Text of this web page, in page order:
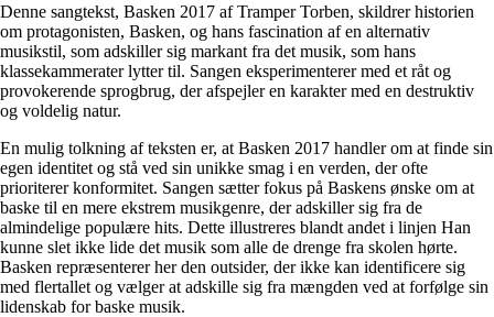
Denne sangtekst, Basken 2017 af Tramper Torben, skildrer historien
om protagonisten, Basken, og hans fascination af en alternativ
musikstil, som adskiller sig markant fra det musik, som hans
klassekammerater lytter til. Sangen eksperimenterer med et råt og
provokerende sprogbrug, der afspejler en karakter med en destruktiv
og voldelig natur.
En mulig tolkning af teksten er, at Basken 2017 handler om at finde sin
egen identitet og stå ved sin unikke smag i en verden, der ofte
prioriterer konformitet. Sangen sætter fokus på Baskens ønske om at
baske til en mere ekstrem musikgenre, der adskiller sig fra de
almindelige populære hits. Dette illustreres blandt andet i linjen Han
kunne slet ikke lide det musik som alle de drenge fra skolen hørte.
Basken repræsenterer her den outsider, der ikke kan identificere sig
med flertallet og vælger at adskille sig fra mængden ved at forfølge sin
lidenskab for baske musik.